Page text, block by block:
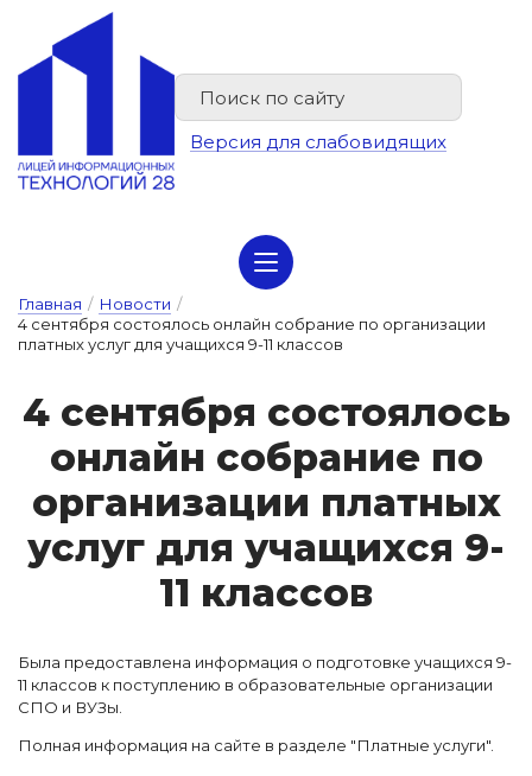
Версия для слабовидящих
Главная / Новости /
4 сентября состоялось онлайн собрание по организации
платных услуг для учащихся 9-11 классов
4 сен­тября сос­то­я­лось
он­лайн соб­ра­ние по
ор­га­ни­за­ции плат­ных
ус­луг для у­ча­щих­ся 9-
11 клас­сов
Была предоставлена информация о подготовке учащихся 9-
11 классов к пос­тупле­нию в об­ра­зо­ва­тель­ные ор­га­ни­за­ции
СПО и ВУ­Зы.
Полная информация на сайте в разделе "Платные услуги".